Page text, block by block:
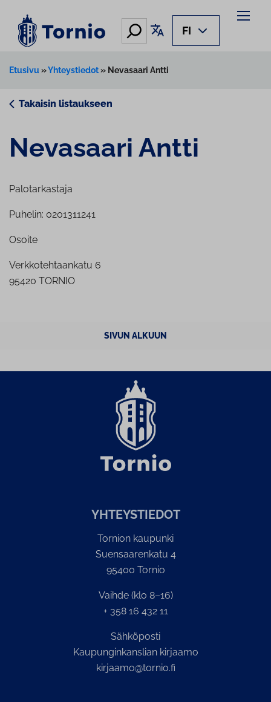
sisältöön
Hae Käännä sivu
FI
Etusivu »Yhteystiedot» Nevasaari Antti
Takaisin listaukseen
Nevasaari Antti
Palotarkastaja
Puhelin: 0201311241
Osoite
Verkkotehtaankatu 6
95420 TORNIO
SIVUN ALKUUN
YH­TEYS­TIE­DOT
Tornion kaupunki
Suensaarenkatu 4
95400 Tornio
Vaihde (klo 8–16)
+ 358 16 432 11
Sähköposti
Kaupunginkanslian kirjaamo
kirjaamo@tornio.fi